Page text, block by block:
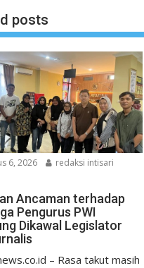
posts
6, 2026
redaksi intisari
Ancaman terhadap
Pengurus PWI
Dikawal Legislator
– Rasa takut masih